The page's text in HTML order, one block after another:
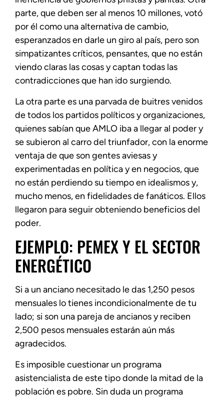
parte, que deben ser al menos 10 millones, votó
por él como una alternativa de cambio,
esperanzados en darle un giro al país, pero son
simpatizantes críticos, pensantes, que no están
viendo claras las cosas y captan todas las
contradicciones que han ido surgiendo.
La otra parte es una parvada de buitres venidos
de todos los partidos políticos y organizaciones,
quienes sabían que AMLO iba a llegar al poder y
se subieron al carro del triunfador, con la enorme
ventaja de que son gentes aviesas y
experimentadas en política y en negocios, que
no están perdiendo su tiempo en idealismos y,
mucho menos, en fidelidades de fanáticos. Ellos
llegaron para seguir obteniendo beneficios del
poder.
EJEMPLO: PEMEX Y EL SECTOR
ENERGÉTICO
Si a un anciano necesitado le das 1,250 pesos
mensuales lo tienes incondicionalmente de tu
lado; si son una pareja de ancianos y reciben
2,500 pesos mensuales estarán aún más
agradecidos.
Es imposible cuestionar un programa
asistencialista de este tipo donde la mitad de la
población es pobre. Sin duda un programa